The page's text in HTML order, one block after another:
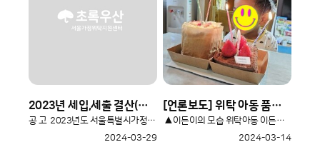
2023년 세입,세출 결산(후원금품 포함) 공고
공 고 2023년도 서울특별시가정위탁지원센터 세입, ..
2024-03-29
[언론보도] 위탁 아동 품으며 묵상하게 된 하나님 마음(2024.03.14.보도)
▲이든이의 모습 위탁아동 이든이와 네이슨(가명)의 이..
2024-03-14